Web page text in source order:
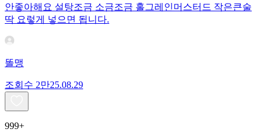
안좋아해요 설탕조금 소금조금 홀그레인머스터드 작은큰술
딱 요렇게 넣으면 됩니다.
똘맹
조회수 2만25.08.29
999+